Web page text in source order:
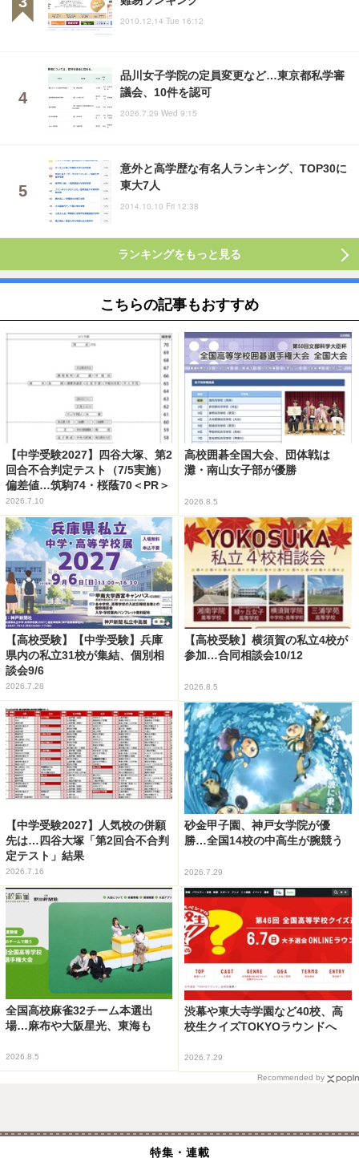
2010.12.14 Tue 16:12
品川女子学院の定員変更など…東京都私学審
議会、10件を認可
2026.7.29 Wed 9:15
意外と高学歴な有名人ランキング、TOP30に
東大7人
2014.10.10 Fri 12:38
ランキングをもっと見る
こちらの記事もおすすめ
【中学受験2027】四谷大塚、第2
回合不合判定テスト（7/5実施）
偏差値…筑駒74・桜蔭70＜PR＞
2026.7.10
高校囲碁全国大会、団体戦は
灘・南山女子部が優勝
2026.8.5
【高校受験】【中学受験】兵庫
県内の私立31校が集結、個別相
談会9/6
2026.7.28
【高校受験】横須賀の私立4校が
参加…合同相談会10/12
2026.8.5
【中学受験2027】人気校の併願
先は…四谷大塚「第2回合不合判
定テスト」結果
2026.7.16
砂金甲子園、神戸女学院が優
勝…全国14校の中高生が腕競う
2026.7.29
全国高校麻雀32チーム本選出
場…麻布や大阪星光、東海も
2026.8.5
渋幕や東大寺学園など40校、高
校生クイズTOKYOラウンドへ
2026.7.29
Recommended by
特集・連載